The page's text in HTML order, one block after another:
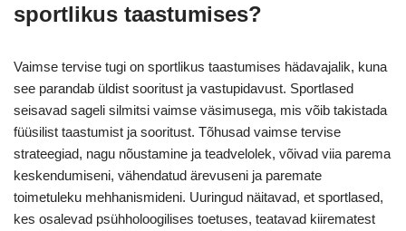
sportlikus taastumises?
Vaimse tervise tugi on sportlikus taastumises hädavajalik, kuna
see parandab üldist sooritust ja vastupidavust. Sportlased
seisavad sageli silmitsi vaimse väsimusega, mis võib takistada
füüsilist taastumist ja sooritust. Tõhusad vaimse tervise
strateegiad, nagu nõustamine ja teadvelolek, võivad viia parema
keskendumiseni, vähendatud ärevuseni ja paremate
toimetuleku mehhanismideni. Uuringud näitavad, et sportlased,
kes osalevad psühholoogilises toetuses, teatavad kiirematest